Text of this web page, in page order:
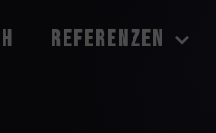
Referenzen